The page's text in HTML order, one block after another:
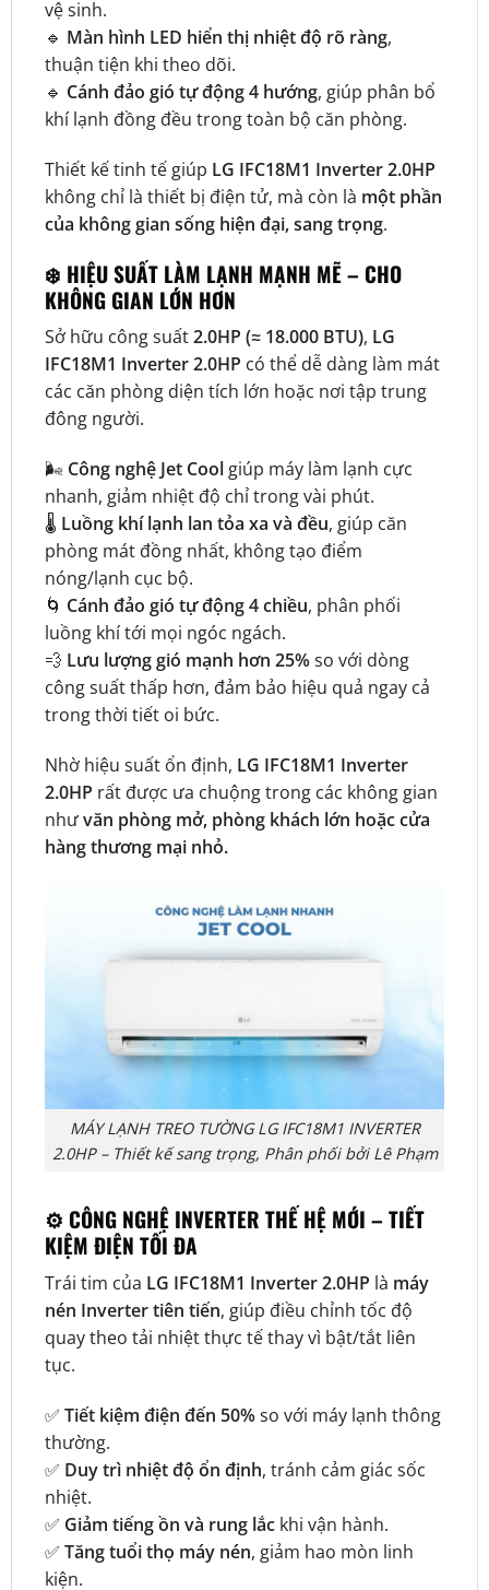
vệ sinh.
🔹 Màn hình LED hiển thị nhiệt độ rõ ràng,
thuận tiện khi theo dõi.
🔹 Cánh đảo gió tự động 4 hướng, giúp phân bổ
khí lạnh đồng đều trong toàn bộ căn phòng.
Thiết kế tinh tế giúp LG IFC18M1 Inverter 2.0HP
không chỉ là thiết bị điện tử, mà còn là một phần
của không gian sống hiện đại, sang trọng.
❄️ HIỆU SUẤT LÀM LẠNH MẠNH MẼ – CHO
KHÔNG GIAN LỚN HƠN
Sở hữu công suất2.0HP (≈ 18.000 BTU), LG
IFC18M1 Inverter 2.0HP có thể dễ dàng làm mát
các căn phòng diện tích lớn hoặc nơi tập trung
đông người.
🌬️ Công nghệ Jet Coolgiúp máy làm lạnh cực
nhanh, giảm nhiệt độ chỉ trong vài phút.
🌡️ Luồng khí lạnh lan tỏa xa và đều, giúp căn
phòng mát đồng nhất, không tạo điểm
nóng/lạnh cục bộ.
🌀 Cánh đảo gió tự động 4 chiều, phân phối
luồng khí tới mọi ngóc ngách.
💨 Lưu lượng gió mạnh hơn 25%so với dòng
công suất thấp hơn, đảm bảo hiệu quả ngay cả
trong thời tiết oi bức.
Nhờ hiệu suất ổn định, LG IFC18M1 Inverter
2.0HP rất được ưa chuộng trong các không gian
nhưvăn phòng mở, phòng khách lớn hoặc cửa
hàng thương mại nhỏ.
MÁY LẠNH TREO TƯỜNG LG IFC18M1 INVERTER
2.0HP – Thiết kế sang trọng, Phân phối bởi Lê Phạm
⚙️ CÔNG NGHỆ INVERTER THẾ HỆ MỚI – TIẾT
KIỆM ĐIỆN TỐI ĐA
Trái tim của LG IFC18M1 Inverter 2.0HP là máy
nén Inverter tiên tiến, giúp điều chỉnh tốc độ
quay theo tải nhiệt thực tế thay vì bật/tắt liên
tục.
✅ Tiết kiệm điện đến 50%so với máy lạnh thông
thường.
✅ Duy trì nhiệt độ ổn định, tránh cảm giác sốc
nhiệt.
✅ Giảm tiếng ồn và rung lắckhi vận hành.
✅ Tăng tuổi thọ máy nén, giảm hao mòn linh
kiện.